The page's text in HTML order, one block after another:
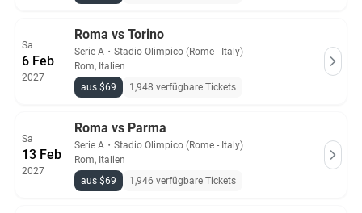
Sa
6 Feb
2027
Roma vs Torino
Serie A ・ Stadio Olimpico (Rome - Italy)
Rom, Italien
aus $69
1,948 verfügbare Tickets
Sa
13 Feb
2027
Roma vs Parma
Serie A ・ Stadio Olimpico (Rome - Italy)
Rom, Italien
aus $69
1,946 verfügbare Tickets